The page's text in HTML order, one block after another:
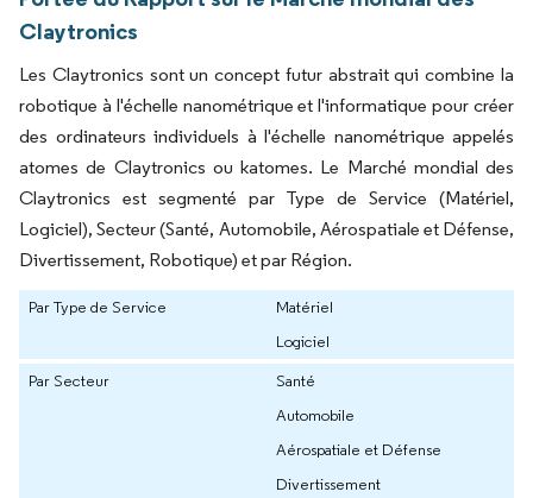
Claytronics
Les Claytronics sont un concept futur abstrait qui combine la
robotique à l'échelle nanométrique et l'informatique pour créer
des ordinateurs individuels à l'échelle nanométrique appelés
atomes de Claytronics ou katomes. Le Marché mondial des
Claytronics est segmenté par Type de Service (Matériel,
Logiciel), Secteur (Santé, Automobile, Aérospatiale et Défense,
Divertissement, Robotique) et par Région.
Par Type de Service
Matériel
Logiciel
Par Secteur
Santé
Automobile
Aérospatiale et Défense
Divertissement